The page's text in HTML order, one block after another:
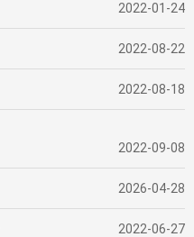
2022-01-24
2022-08-22
2022-08-18
2022-09-08
2026-04-28
2022-06-27